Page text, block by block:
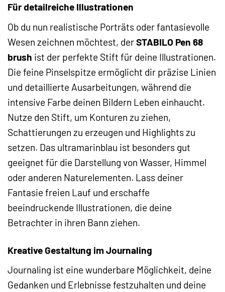
Für detailreiche Illustrationen
Ob du nun realistische Porträts oder fantasievolle
Wesen zeichnen möchtest, derSTABILO Pen 68
brush ist der perfekte Stift für deine Illustrationen.
Die feine Pinselspitze ermöglicht dir präzise Linien
und detaillierte Ausarbeitungen, während die
intensive Farbe deinen Bildern Leben einhaucht.
Nutze den Stift, um Konturen zu ziehen,
Schattierungen zu erzeugen und Highlights zu
setzen. Das ultramarinblau ist besonders gut
geeignet für die Darstellung von Wasser, Himmel
oder anderen Naturelementen. Lass deiner
Fantasie freien Lauf und erschaffe
beeindruckende Illustrationen, die deine
Betrachter in ihren Bann ziehen.
Kreative Gestaltung im Journaling
Journaling ist eine wunderbare Möglichkeit, deine
Gedanken und Erlebnisse festzuhalten und deine